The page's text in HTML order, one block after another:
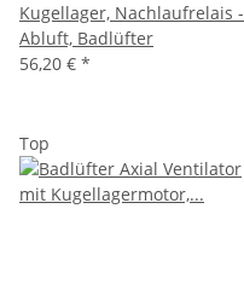
Kugellager, Nachlaufrelais -
Abluft, Badlüfter
56,20 € *
Top